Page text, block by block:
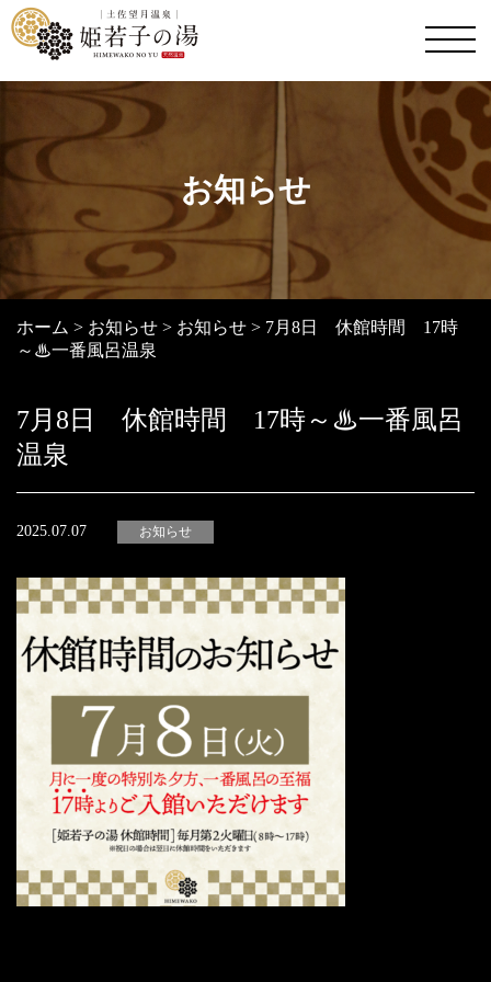
お知らせ
ホーム > お知らせ > お知らせ > 7月8日 休館時間 17時
～♨一番風呂温泉
7月8日 休館時間 17時～♨一番風呂
温泉
2025.07.07 お知らせ